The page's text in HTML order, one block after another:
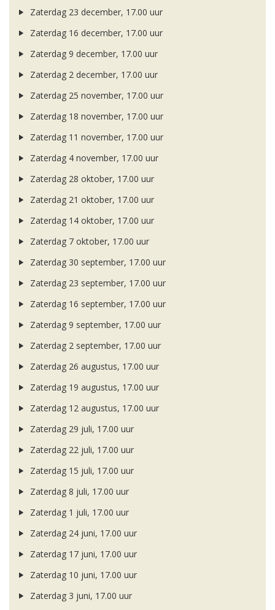
Zaterdag 23 december, 17.00 uur
Zaterdag 16 december, 17.00 uur
Zaterdag 9 december, 17.00 uur
Zaterdag 2 december, 17.00 uur
Zaterdag 25 november, 17.00 uur
Zaterdag 18 november, 17.00 uur
Zaterdag 11 november, 17.00 uur
Zaterdag 4 november, 17.00 uur
Zaterdag 28 oktober, 17.00 uur
Zaterdag 21 oktober, 17.00 uur
Zaterdag 14 oktober, 17.00 uur
Zaterdag 7 oktober, 17.00 uur
Zaterdag 30 september, 17.00 uur
Zaterdag 23 september, 17.00 uur
Zaterdag 16 september, 17.00 uur
Zaterdag 9 september, 17.00 uur
Zaterdag 2 september, 17.00 uur
Zaterdag 26 augustus, 17.00 uur
Zaterdag 19 augustus, 17.00 uur
Zaterdag 12 augustus, 17.00 uur
Zaterdag 29 juli, 17.00 uur
Zaterdag 22 juli, 17.00 uur
Zaterdag 15 juli, 17.00 uur
Zaterdag 8 juli, 17.00 uur
Zaterdag 1 juli, 17.00 uur
Zaterdag 24 juni, 17.00 uur
Zaterdag 17 juni, 17.00 uur
Zaterdag 10 juni, 17.00 uur
Zaterdag 3 juni, 17.00 uur